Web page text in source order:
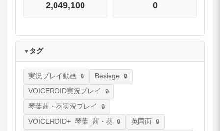
2,049,100 0
▼ タグ
実況プレイ動画
Besiege
VOICEROID実況プレイ
琴葉茜・葵実況プレイ
VOICEROID+_琴葉_茜・葵
英国面